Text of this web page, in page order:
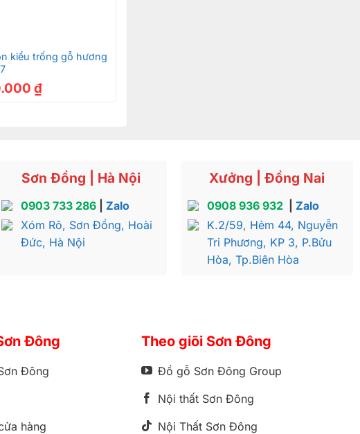
kiểu trống gỗ hương
₫
Sơn Đồng | Hà Nội
0903 733 286 |Zalo
Xóm Rô, Sơn Đồng, Hoài
Đức, Hà Nội
Xưởng | Đồng Nai
0908 936 932
Zalo
K.2/59, Hẻm 44, Nguyễn
Tri Phương, KP 3, P.Bửu
Hòa, Tp.Biên Hòa
Đông
Đông
hàng
Theo giõi Sơn Đông
Đồ gỗ Sơn Đông Group
Nội thất Sơn Đông
Nội Thất Sơn Đông